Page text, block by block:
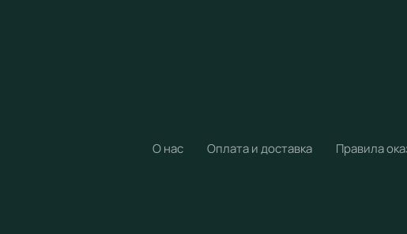
О нас
Оплата и доставка Правила